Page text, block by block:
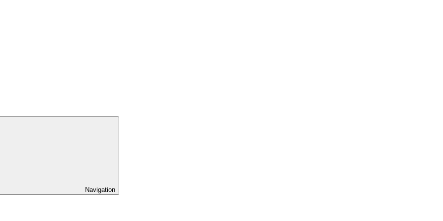
Navigation